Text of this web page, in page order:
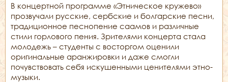
В концертной программе «Этническое кружево»
прозвучали русские, сербские и болгарские песни,
традиционное песнопение саамов и различные
стили горлового пения. Зрителями концерта стала
молодежь – студенты с восторгом оценили
оригинальные аранжировки и даже смогли
почувствовать себя искушенными ценителями этно-
музыки.